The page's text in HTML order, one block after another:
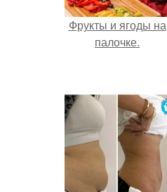
Фрукты и ягоды на
палочке.